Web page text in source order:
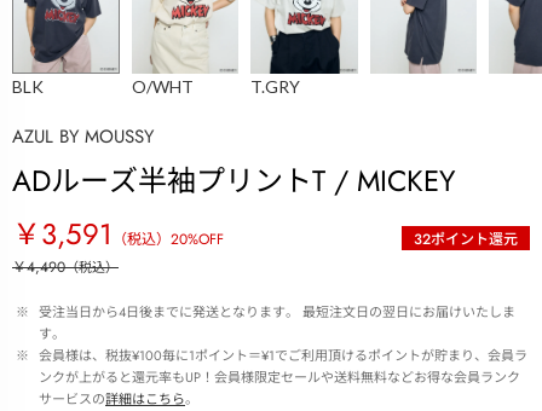
BLK O/WHT T.GRY
AZUL BY MOUSSY
ADルーズ半袖プリントT / MICKEY
￥3,591
（税込） 20%OFF 32ポイント還元
￥4,490（税込）
※ 受注当日から4日後までに発送となります。 最短注文日の翌日にお届けいたしま
す。
※ 会員様は、税抜¥100毎に1ポイント＝¥1でご利用頂けるポイントが貯まり、会員ラ
ンクが上がると還元率もUP！会員様限定セールや送料無料などお得な会員ランク
サービスの詳細はこちら。